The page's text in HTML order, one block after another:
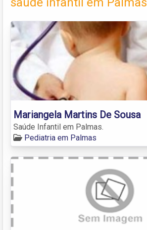
Mariangela Martins De Sousa
Saúde Infantil em Palmas.
Pediatria em Palmas